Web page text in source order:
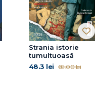
Strania istorie
tumultuoasă
48.3 lei 69.00 lei